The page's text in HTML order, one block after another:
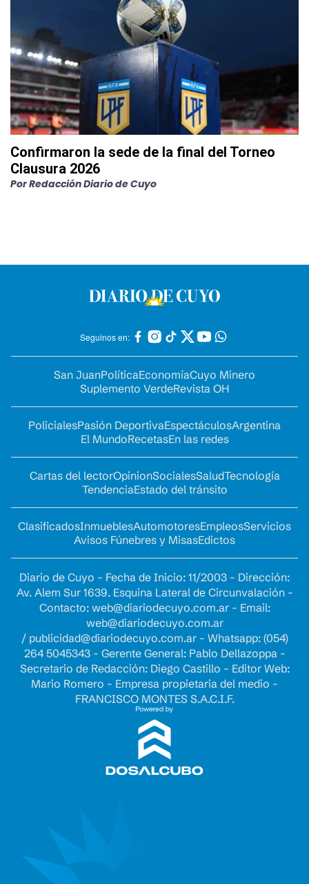
Confirmaron la sede de la final del Torneo
Clausura 2026
PorRedacción Diario de Cuyo
Seguinos en:
San JuanPolíticaEconomíaCuyo Minero
Suplemento VerdeRevista OH
PolicialesPasión DeportivaEspectáculosArgentina
El MundoRecetasEn las redes
Cartas del lectorOpinionSocialesSaludTecnología
TendenciaEstado del tránsito
ClasificadosInmueblesAutomotoresEmpleosServicios
Avisos Fúnebres y MisasEdictos
Diario de Cuyo - Fecha de Inicio: 11/2003 - Dirección:
Av. Alem Sur 1639. Esquina Lateral de Circunvalación -
Contacto: web@diariodecuyo.com.ar- Email:
web@diariodecuyo.com.ar
/ publicidad@diariodecuyo.com.ar- Whatsapp: (054)
264 5045343 - Gerente General: Pablo Dellazoppa -
Secretario de Redacción: Diego Castillo - Editor Web:
Mario Romero - Empresa propietaria del medio -
FRANCISCO MONTES S.A.C.I.F.